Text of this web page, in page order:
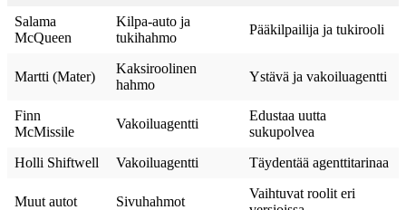
Salama
McQueen
Kilpa-auto ja
tukihahmo
Pääkilpailija ja tukirooli
Martti (Mater)
Kaksiroolinen
hahmo
Ystävä ja vakoiluagentti
Finn
McMissile
Vakoiluagentti
Edustaa uutta
sukupolvea
Holli Shiftwell
Vakoiluagentti Täydentää agenttitarinaa
Muut autot Sivuhahmot
Vaihtuvat roolit eri